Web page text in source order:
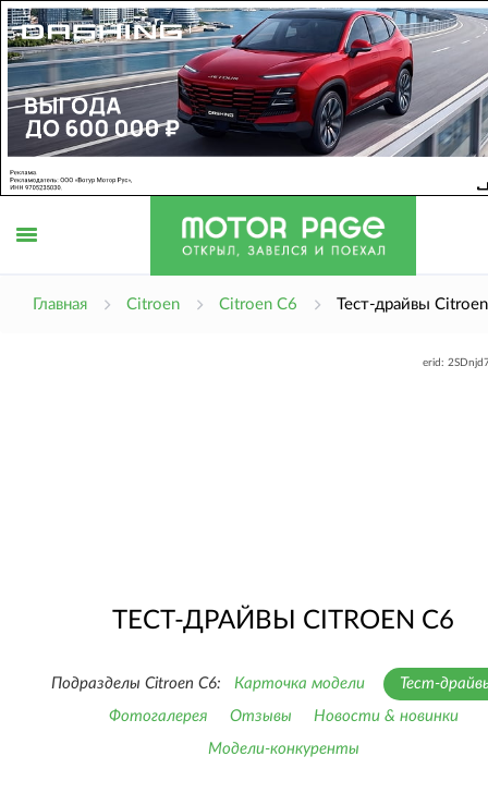
Главная Citroen Citroen C6 Тест-драйвы
erid:
ТЕСТ-ДРАЙВЫ CITROEN C6
Подразделы Citroen C6: Карточка модели
Тест-
Фотогалерея
Отзывы
Новости & новинки
Модели-конкуренты